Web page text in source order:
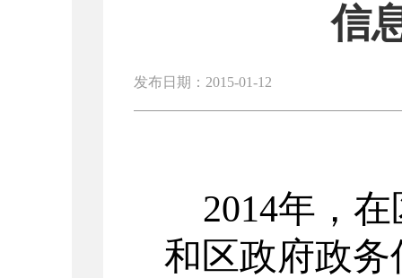
信
发布日期：2015-01-12
2014年，在
和区政府政